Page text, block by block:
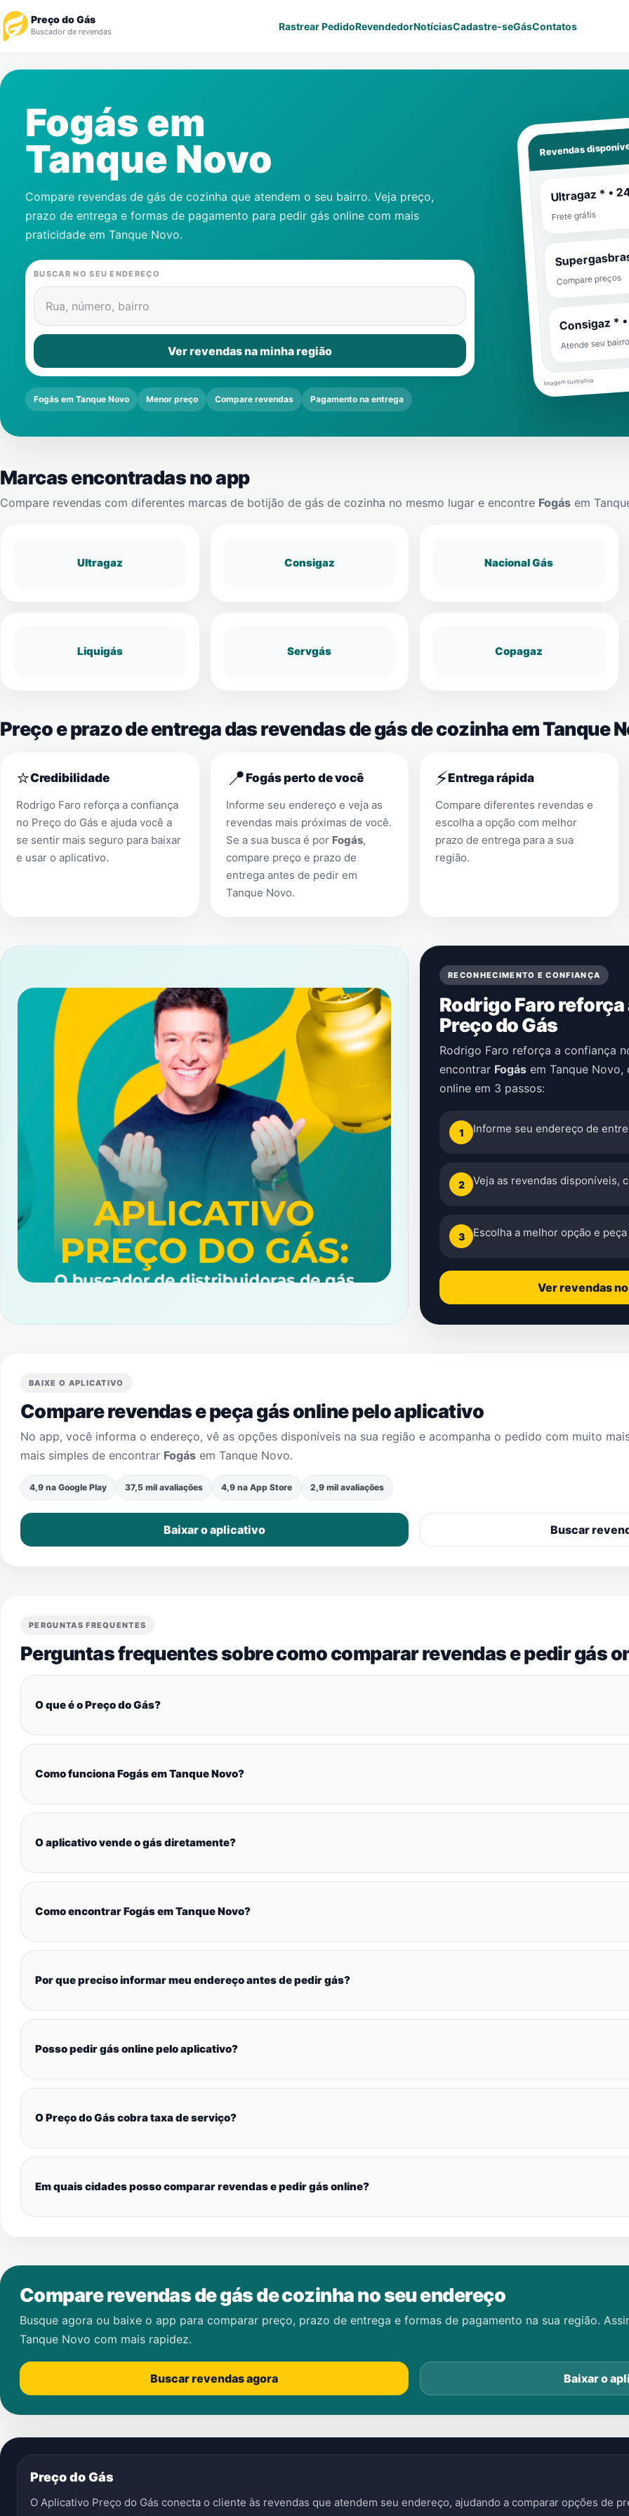
Preço do Gás
Buscador de revendas Rastrear PedidoRevendedorNotíciasCadastre-seGásContatos
Revendedor
Notícias
Gás
Contatos
Fogás em
Tanque Novo
Compare revendas de gás de cozinha que atendem o seu bairro. Veja preço,
prazo de entrega e formas de pagamento para pedir gás online com mais
praticidade em Tanque Novo.
BUSCAR NO SEU ENDEREÇO
Rua, número, bairro
Ver revendas na minha região
Fogás em Tanque Novo Menor preço Compare revendas Pagamento na entrega
Revendas
Ultragaz * •
Frete grátis
Compare preços
Consigaz *
Atende seu
Imagem ilustrativa
Marcas encontradas no app
Compare revendas com diferentes marcas de botijão de gás de cozinha no mesmo lugar e encontre Fogás em
Ultragaz Consigaz Nacional Gás
Liquigás Servgás Copagaz
Preço e prazo de entrega das revendas de gás de cozinha em Tanque
⭐Credibilidade
Rodrigo Faro reforça a confiança
no Preço do Gás e ajuda você a
se sentir mais seguro para baixar
e usar o aplicativo.
📍Fogás perto de você
Informe seu endereço e veja as
revendas mais próximas de você.
Se a sua busca é por Fogás,
compare preço e prazo de
entrega antes de pedir em
Tanque Novo.
⚡Entrega rápida
Compare diferentes revendas e
escolha a opção com melhor
prazo de entrega para a sua
região.
RECONHECIMENTO E CONFIANÇA
Rodrigo Faro
Preço do Gás
Rodrigo Faro reforça a confiança
encontrar Fogás em Tanque Novo,
online em 3 passos:
1 Informe seu endereço de
2 Veja as revendas disponíveis,
3 Escolha a melhor opção e
Ver revendas
BAIXE O APLICATIVO
Compare revendas e peça gás online pelo aplicativo
No app, você informa o endereço, vê as opções disponíveis na sua região e acompanha o pedido com muito
mais simples de encontrar Fogás em Tanque Novo.
4,9 na Google Play 37,5 mil avaliações 4,9 na App Store 2,9 mil avaliações
Baixar o aplicativo Buscar
PERGUNTAS FREQUENTES
Perguntas frequentes sobre como comparar revendas e pedir gás
O que é o Preço do Gás?
Como funciona Fogás em Tanque Novo?
O aplicativo vende o gás diretamente?
Como encontrar Fogás em Tanque Novo?
Por que preciso informar meu endereço antes de pedir gás?
Posso pedir gás online pelo aplicativo?
O Preço do Gás cobra taxa de serviço?
Em quais cidades posso comparar revendas e pedir gás online?
Compare revendas de gás de cozinha no seu endereço
Busque agora ou baixe o app para comparar preço, prazo de entrega e formas de pagamento na sua região.
Tanque Novo com mais rapidez.
Buscar revendas agora Baixar o
Preço do Gás
O Aplicativo Preço do Gás conecta o cliente às revendas que atendem seu endereço, ajudando a comparar opções de